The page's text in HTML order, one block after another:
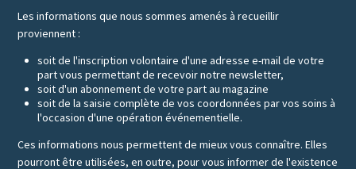
Les informations que nous sommes amenés à recueillir
proviennent :
soit de l'inscription volontaire d'une adresse e-mail de votre
part vous permettant de recevoir notre newsletter,
soit d'un abonnement de votre part au magazine
soit de la saisie complète de vos coordonnées par vos soins à
l'occasion d'une opération événementielle.
Ces informations nous permettent de mieux vous connaître. Elles
pourront être utilisées, en outre, pour vous informer de l'existence